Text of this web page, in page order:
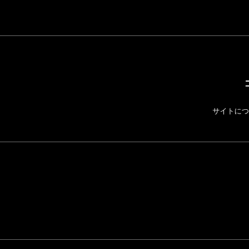
サイトに